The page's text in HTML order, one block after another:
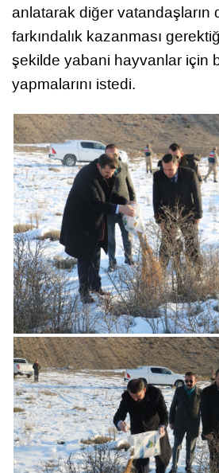
anlatarak diğer vatandaşların
farkındalık kazanması
şekilde yabani hayvanlar için
yapmalarını istedi.